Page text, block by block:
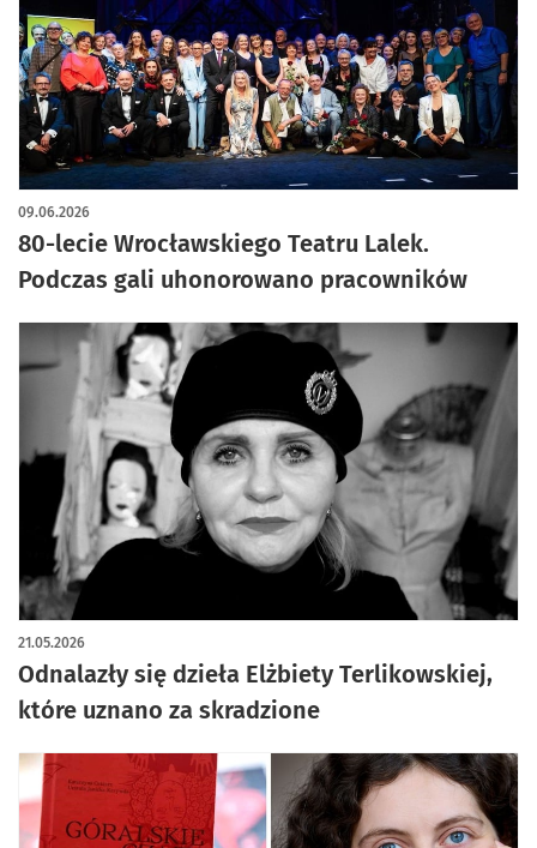
80-lecie Wrocławskiego Teatru Lalek.
Podczas gali uhonorowano pracowników
09.06.2026
Odnalazły się dzieła Elżbiety Terlikowskiej,
które uznano za skradzione
21.05.2026